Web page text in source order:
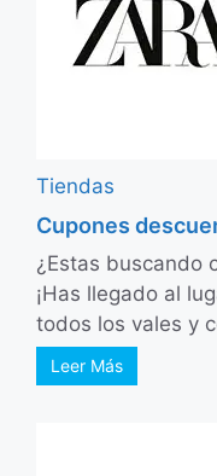
Tiendas
Cupones
¿Estas buscando
¡Has llegado al
todos los vales y
Leer Más